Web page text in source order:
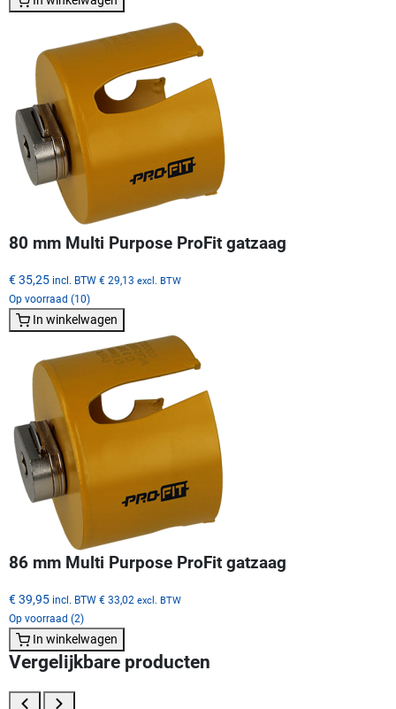
80 mm Multi Purpose ProFit gatzaag
€ 35,25 incl. BTW € 29,13 excl. BTW
Op voorraad (10)
In winkelwagen
86 mm Multi Purpose ProFit gatzaag
€ 39,95 incl. BTW € 33,02 excl. BTW
Op voorraad (2)
In winkelwagen
Vergelijkbare producten